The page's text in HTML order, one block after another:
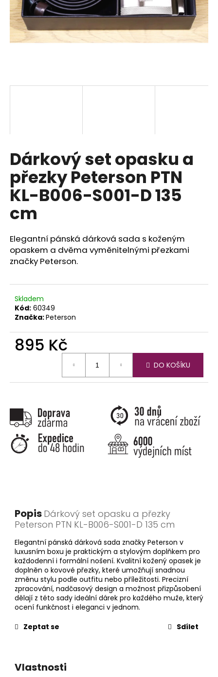
Dárkový set opasku a
přezky Peterson PTN
KL-B006-S001-D 135
cm
Elegantní pánská dárková sada s koženým
opaskem a dvěma vyměnitelnými přezkami
značky Peterson.
Skladem
Kód: 60349
Značka:Peterson
895 Kč
DO KOŠÍKU
Popis Dárkový set opasku a přezky
Peterson PTN KL-B006-S001-D 135 cm
Elegantní pánská dárková sada značky Peterson v
luxusním boxu je praktickým a stylovým doplňkem pro
každodenní i formální nošení. Kvalitní kožený opasek je
doplněn o kovové přezky, které umožňují snadnou
změnu stylu podle outfitu nebo příležitosti. Precizní
zpracování, nadčasový design a možnost přizpůsobení
dělají z této sady ideální dárek pro každého muže, který
ocení funkčnost i eleganci v jednom.
Zeptat se
Sdílet
Vlastnosti
a
j
í
D
o
p
o
r
u
č
j
e
m